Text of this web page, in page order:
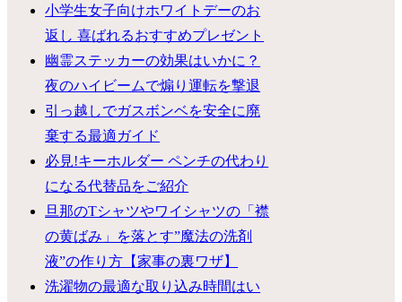
小学生女子向けホワイトデーのお
返し 喜ばれるおすすめプレゼント
幽霊ステッカーの効果はいかに？
夜のハイビームで煽り運転を撃退
引っ越しでガスボンベを安全に廃
棄する最適ガイド
必見!キーホルダー ペンチの代わり
になる代替品をご紹介
旦那のTシャツやワイシャツの「襟
の黄ばみ」を落とす”魔法の洗剤
液”の作り方【家事の裏ワザ】
洗濯物の最適な取り込み時間はい